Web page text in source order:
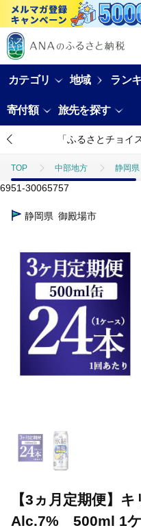
カテゴリ 地域 ラン
寄付額 旅先を探す
「ふるさとチョイ
TOP 中部地方 静岡県
6951-30065757
静岡県 御殿場市
【3ヵ月定期便】
Alc.7% 500ml 1ケ